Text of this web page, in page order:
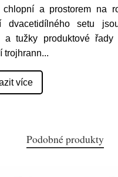
a prostorem na
dvacetidílného setu
a tužky produktové řady
trojhrann...
více
Podobné produkty